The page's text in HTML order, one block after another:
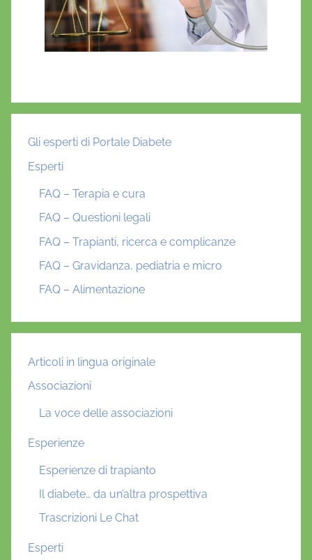
Gli esperti di Portale Diabete
Esperti
FAQ – Terapia e cura
FAQ – Questioni legali
FAQ – Trapianti, ricerca e complicanze
FAQ – Gravidanza, pediatria e micro
FAQ – Alimentazione
Articoli in lingua originale
Associazioni
La voce delle associazioni
Esperienze
Esperienze di trapianto
Il diabete… da un’altra prospettiva
Trascrizioni Le Chat
Esperti